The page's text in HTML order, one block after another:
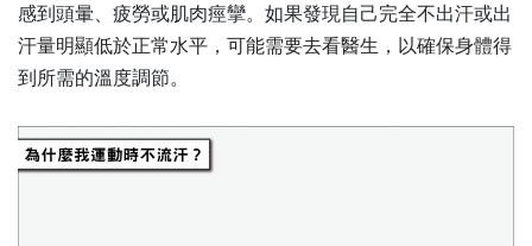
感到頭暈、疲勞或肌肉痙攣。如果發現自己完全不出汗或出
汗量明顯低於正常水平，可能需要去看醫生，以確保身體得
到所需的溫度調節。